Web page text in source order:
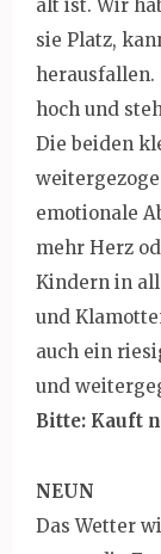
alt ist. Wir
sie Platz,
herausfallen.
hoch und
Die beiden
emotionale
mehr Herz
Kindern in
und
auch ein
und
Bitte: Kauft
NEUN
Das Wetter